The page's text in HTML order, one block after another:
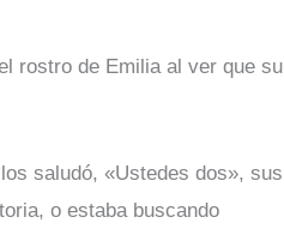
rostro de Emilia al ver que su
saludó, «Ustedes dos», sus
o estaba buscando